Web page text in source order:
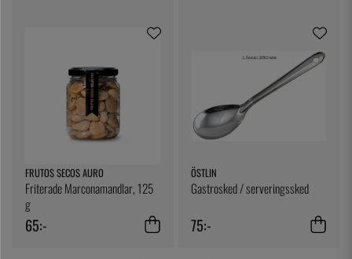
FRUTOS SECOS AURO
Friterade Marconamandlar, 125
g
65:-
ÖSTLIN
Gastrosked / serveringssked
75:-